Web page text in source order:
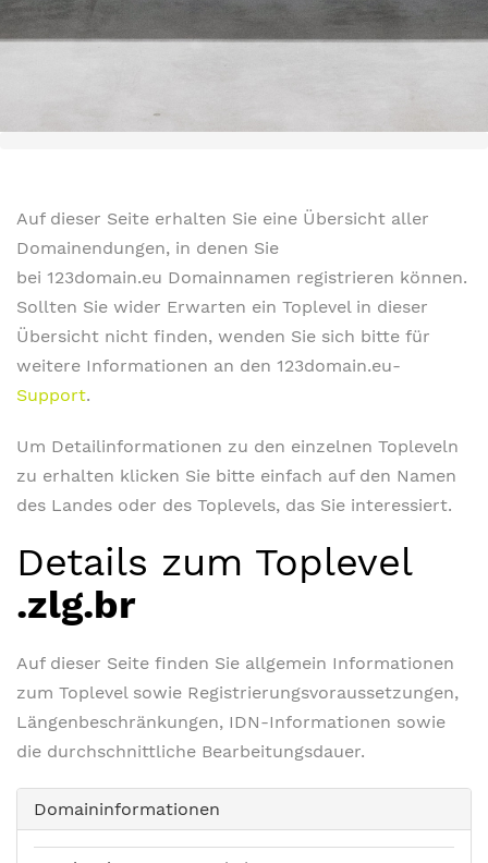
Auf dieser Seite erhalten Sie eine Übersicht aller
Domainendungen, in denen Sie
bei 123domain.eu Domainnamen registrieren können.
Sollten Sie wider Erwarten ein Toplevel in dieser
Übersicht nicht finden, wenden Sie sich bitte für
weitere Informationen an den 123domain.eu-
Support.
Um Detailinformationen zu den einzelnen Topleveln
zu erhalten klicken Sie bitte einfach auf den Namen
des Landes oder des Toplevels, das Sie interessiert.
Details zum Toplevel
.zlg.br
Auf dieser Seite finden Sie allgemein Informationen
zum Toplevel sowie Registrierungsvoraussetzungen,
Längenbeschränkungen, IDN-Informationen sowie
die durchschnittliche Bearbeitungsdauer.
Domaininformationen